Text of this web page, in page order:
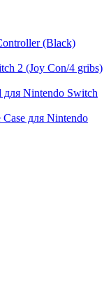
(Black)
2 (Joy Con/4 gribs)
для Nintendo Switch
для Nintendo